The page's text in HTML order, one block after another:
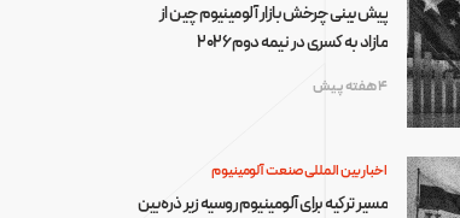
پیش‌بینی چرخش بازار آلومینیوم چین از
مازاد به کسری در نیمه دوم ۲۰۲۶
4 هفته پیش
اخبار بین المللی صنعت آلومینیوم
مسیر ترکیه برای آلومینیوم روسیه زیر ذره‌بین